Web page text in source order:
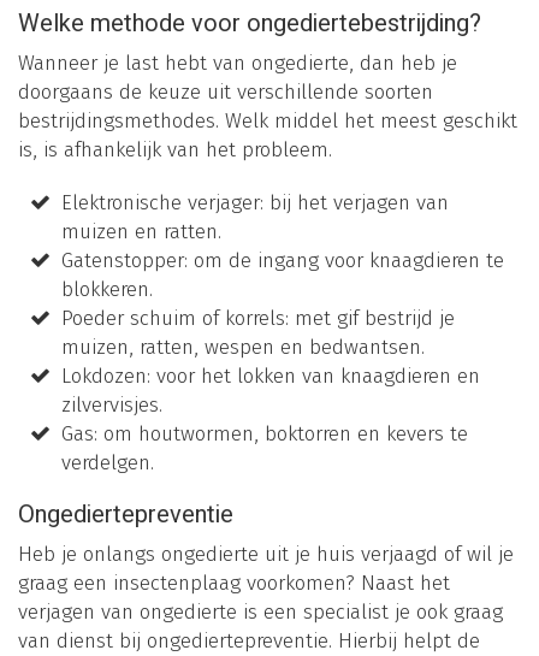
Welke methode voor ongediertebestrijding?
Wanneer je last hebt van ongedierte, dan heb je
doorgaans de keuze uit verschillende soorten
bestrijdingsmethodes. Welk middel het meest geschikt
is, is afhankelijk van het probleem.
Elektronische verjager: bij het verjagen van
muizen en ratten.
Gatenstopper: om de ingang voor knaagdieren te
blokkeren.
Poeder schuim of korrels: met gif bestrijd je
muizen, ratten, wespen en bedwantsen.
Lokdozen: voor het lokken van knaagdieren en
zilvervisjes.
Gas: om houtwormen, boktorren en kevers te
verdelgen.
Ongediertepreventie
Heb je onlangs ongedierte uit je huis verjaagd of wil je
graag een insectenplaag voorkomen? Naast het
verjagen van ongedierte is een specialist je ook graag
van dienst bij ongediertepreventie. Hierbij helpt de